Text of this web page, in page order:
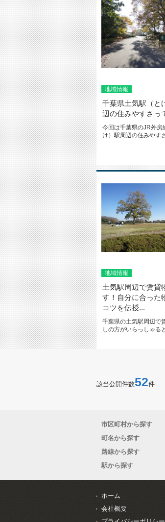
地域情報
千葉県土気駅（と
辺の住みやすさっ
今回は千葉県のJR外房
け）駅周辺の住みやす
地域情報
土気駅周辺で賃貸
す！自分に合った
コツを伝授...
千葉県の土気駅周辺で
しの方がいらっしゃる
該当公開件数52件
市区町村から探す
町名から探す
路線から探す
駅から探す
ホーム
会社概要